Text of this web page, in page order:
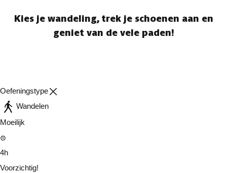
Kies je wandeling, trek je schoenen aan en
geniet van de vele paden!
Oefeningstype
Wandelen
Moeilijk
4h
Voorzichtig!